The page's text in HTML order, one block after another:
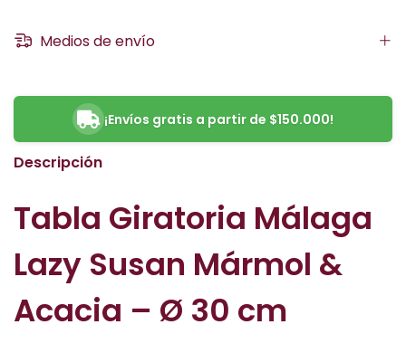
Medios de envío
¡Envíos gratis a partir de $150.000!
Descripción
Tabla Giratoria Málaga
Lazy Susan Mármol &
Acacia – Ø 30 cm